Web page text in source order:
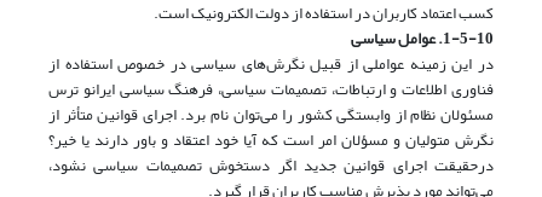
کسب اعتماد کاربران در استفاده از دولت الکترونیک است.
1-5-10. عوامل سیاسی
در این زمینه عواملی از قبیل نگرش‌های سیاسی در خصوص استفاده از
فناوری اطلاعات و ارتباطات، تصمیمات سیاسی، فرهنگ سیاسی ایرانو ترس
مسئولان نظام از وابستگی کشور را می‌توان نام برد. اجرای قوانین متأثر از
نگرش متولیان و مسؤلان امر است که آیا خود اعتقاد و باور دارند یا خیر؟
درحقیقت اجرای قوانین جدید اگر دستخوش تصمیمات سیاسی نشود،
می‌تواند مورد پذیرش مناسب کاربران قرار گیرد.